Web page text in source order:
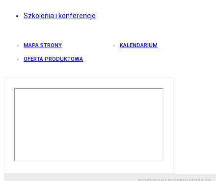
Szkolenia i konferencje
MAPA STRONY KALENDARIUM
OFERTA PRODUKTOWA